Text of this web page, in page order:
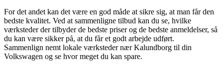
For det andet kan det være en god måde at sikre sig, at man får den
bedste kvalitet. Ved at sammenligne tilbud kan du se, hvilke
værksteder der tilbyder de bedste priser og de bedste anmeldelser, så
du kan være sikker på, at du får et godt arbejde udført.
Sammenlign nemt lokale værksteder nær Kalundborg til din
Volkswagen og se hvor meget du kan spare.